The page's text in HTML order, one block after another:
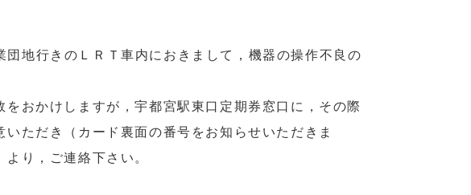
行きのＬＲＴ車内におきまして，機器の操作不良の
おかけしますが，宇都宮駅東口定期券窓口に，その際
ただき（カード裏面の番号をお知らせいただきま
り，ご連絡下さい。